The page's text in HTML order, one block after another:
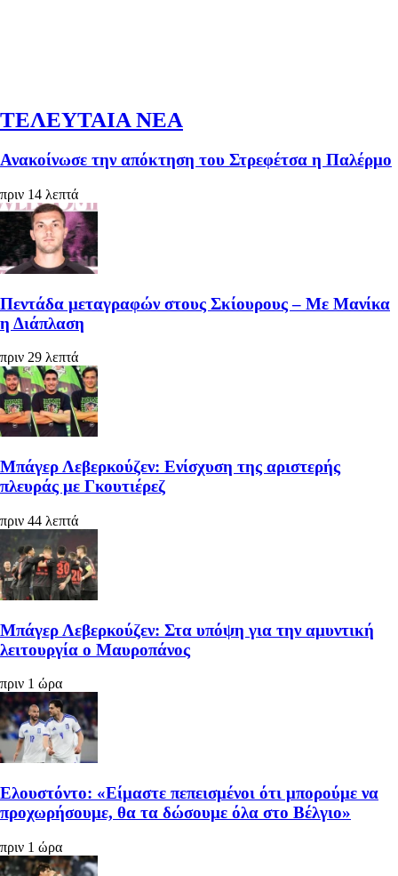
ΤΕΛΕΥΤΑΙΑ ΝΕΑ
Ανακοίνωσε την απόκτηση του Στρεφέτσα η Παλέρμο
πριν 14 λεπτά
Πεντάδα μεταγραφών στους Σκίουρους – Με Μανίκα
η Διάπλαση
πριν 29 λεπτά
Μπάγερ Λεβερκούζεν: Ενίσχυση της αριστερής
πλευράς με Γκουτιέρεζ
πριν 44 λεπτά
Μπάγερ Λεβερκούζεν: Στα υπόψη για την αμυντική
λειτουργία ο Μαυροπάνος
πριν 1 ώρα
Ελουστόντο: «Είμαστε πεπεισμένοι ότι μπορούμε να
προχωρήσουμε, θα τα δώσουμε όλα στο Βέλγιο»
πριν 1 ώρα